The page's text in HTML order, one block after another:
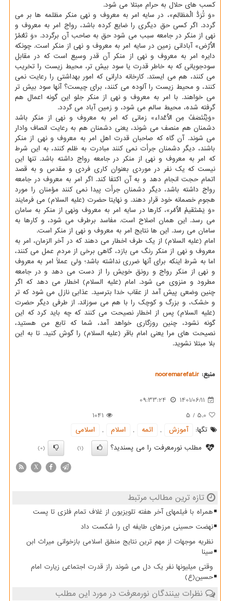
کسب های حلال به حرام مبتلا می شود.
«وَ تُرَدُّ الْمَظالِم»، در سایه امر به معروف و نهی منکر مظلمه ها بر می
گردد. اگر کسی حق دیگری را ضایع کرده باشد، رواج امر به معروف و
نهی از منکر در جامعه سبب می شود حق به صاحب آن برگردد. «وَ تَعْمُرُ
الاَْرْض» آبادانی زمین در سایه امر به معروف و نهی از منکر است. چونکه
دایره امر به معروف و نهی از منکر آن قدر وسیع است که در مقابل
سودجویانی که به خاطر قدرت یا سود بیش تر، محیط زیست را تخریب
می کنند، هم می ایستد. کارخانه دارانی که امور بهداشتی را رعایت نمی
کنند، و محیط زیست را آلوده می کنند، برای چیست؟ آنها سود بیش تر
می خواهند. با امر به معروف و نهی از منکر جلو این گونه اعمال هم
گرفته شده، محیط سالم می شود، و زمین آباد می گردد.
«وَیُنْتَصَفُ مِن الاَْعْداء» زمانی که امر به معروف و نهی از منکر باشد
دشمنان هم منصف می شوند، یعنی دشمنان هم به رعایت انصاف وادار
می شوند. آن گاه که صاحبان قدرت اهل امر به معروف و نهی از منکر
باشند، دیگر دشمنان جرأت نمی کنند مبادرت به ظلم کنند، به این شرط
که امر به معروف و نهی از منکر در جامعه رواج داشته باشد. تنها این
نیست که یک نفر در موردی بعنوان کاری فردی و مقدس و به قصد
اتمام حجت انجام دهد و به آن اکتفا کند. اگر امر به معروف در جامعه
رواج داشته باشد، دیگر دشمنان جرأت پیدا نمی کنند مؤمنان را مورد
هجوم خصمانه خود قرار دهند. و نهایتا حضرت (علیه السلام) می فرمایند
«وَ یَسْتَقیمُ الاَْمْر»، کارها در سایه امر به معروف ونهی از منکر به سامان
می رسد. این همان اصلاح است. مفاسد برطرف می شود، و کارها به
سامان می رسد. این ها نتایج امر به معروف و نهی از منکر است.
امام (علیه السلام) از یک طرف اخطار می دهند که در آخر الزمان، امر به
معروف و نهی از منکر رنگ می بازد، گاهی برخی از مردم عمل می کنند،
اما به شرط اینکه برای آنها ضرری نداشته باشد؛ ولی عملاً امر به معروف
و نهی از منکر رواج و رونق خویش را از دست می دهد و در جامعه
مطرود و منزوی می شود. امام (علیه السلام) اخطار می دهد که اگر
چنین وضعی پیش آمد از عقاب خدا بترسید. عذابی نازل می شود که تر
و خشک، و بزرگ و کوچک را با هم می سوزاند. از طرفی دیگر حضرت
(علیه السلام) پس از اخطار نصیحت می کنند که چه باید کرد که این
گونه نشود، چنین روزگاری خواهد آمد، شما که تابع من هستید،
نصیحت های مرا یعنی امام باقر (علیه السلام) را گوش کنید. تا به این
بلا مبتلا نشوید.
منبع: nooremarefat.ir
1401/06/11
09:33:24
5.0
/
5
1041
تگها:
آموزش , ائمه , اسلام ,
اسلامی
مطلب نورمعرفت را می پسندید؟
(1)
(0)
X
تازه ترین مطالب مرتبط
همراه با فیلمهای آخر هفته تلویزیون از غلاف تمام فلزی تا پست
نهضت حسینی مرزهای طایفه ای را شکست داد
نظریه موجهات از مهم ترین نتایج منطق اسلامی بازخوانی میراث ابن
سینا
وقتی میلیونها نفر یک دل می شوند راز قدرت اجتماعی زیارت امام
حسین(ع)
نظرات بینندگان نورمعرفت در مورد این مطلب